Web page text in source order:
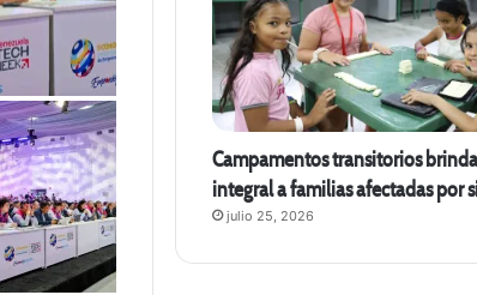
Campamentos transitorios
integral a familias afectadas por
julio 25, 2026